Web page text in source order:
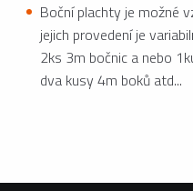
Boční plachty je možné
jejich provedení je
2ks 3m bočnic a nebo
dva kusy 4m boků atd...